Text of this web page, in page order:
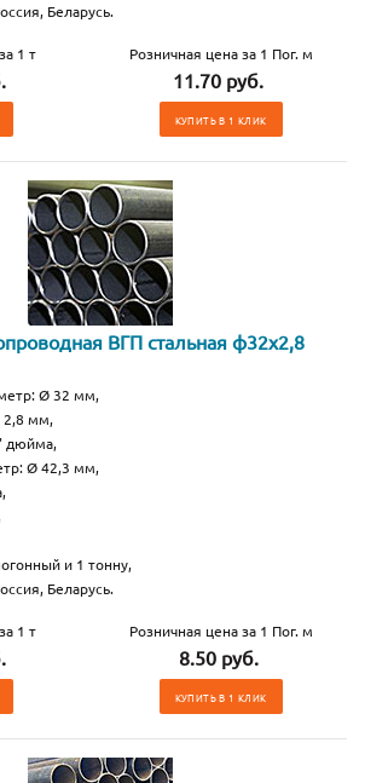
Беларусь.
1 т Розничная цена за 1 Пог. м
11.70 руб.
КУПИТЬ В 1 КЛИК
ВГП стальная ф32х2,8
Ø 32 мм,
2,8 мм,
дюйма,
Ø 42,3 мм,
и 1 тонну,
Беларусь.
1 т Розничная цена за 1 Пог. м
8.50 руб.
КУПИТЬ В 1 КЛИК